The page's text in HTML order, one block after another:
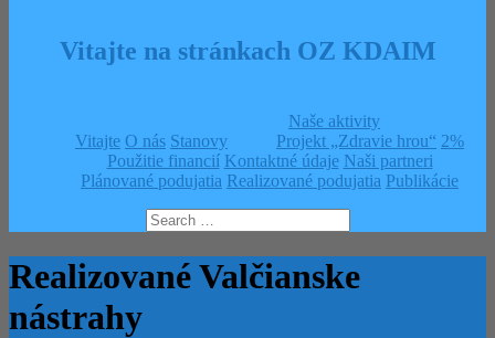
Vitajte na stránkach OZ KDAIM
Vitajte O nás Stanovy
Naše aktivity
Projekt „Zdravie hrou“ 2%
Použitie financií Kontaktné údaje Naši partneri
Plánované podujatia Realizované podujatia Publikácie
Search
for:
Realizované Valčianske
nástrahy